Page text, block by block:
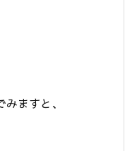
ますと、